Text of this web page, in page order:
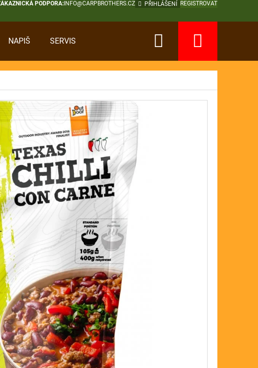
PODPORA:INFO@CARPBROTHERS.CZ PŘIHLÁŠENÍ REGISTROVAT
NAPIŠ SERVIS Hledat
SUB FLOAT
225 Kč